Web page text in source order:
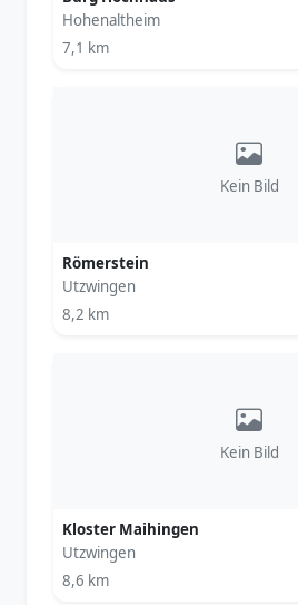
Hohenaltheim
7,1 km
Kein Bild
Römerstein
Utzwingen
8,2 km
Kein Bild
Kloster Maihingen
Utzwingen
8,6 km